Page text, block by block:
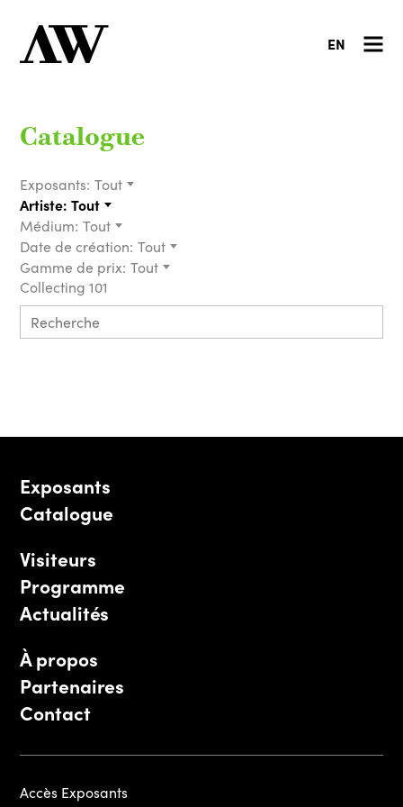
EN
Catalogue
Exposants: Tout
Artiste: Tout
Médium: Tout
Date de création: Tout
Gamme de prix: Tout
Collecting 101
Exposants
Catalogue
Visiteurs
Programme
Actualités
À propos
Partenaires
Contact
Accès Exposants